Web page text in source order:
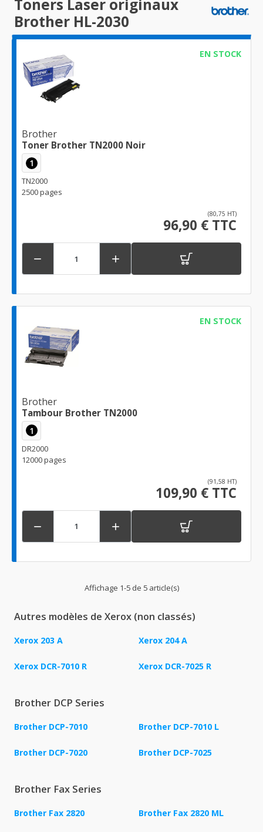
Toners Laser originaux
Brother HL-2030
EN STOCK
Brother
Toner Brother TN2000 Noir
1
TN2000
2500 pages
(80,75 HT)
96,90 € TTC
 
EN STOCK
Brother
Tambour Brother TN2000
1
DR2000
12000 pages
(91,58 HT)
109,90 € TTC
 
Affichage 1-5 de 5 article(s)
Autres modèles de Xerox (non classés)
Xerox 203 A Xerox 204 A
Xerox DCR-7010 R Xerox DCR-7025 R
Brother DCP Series
Brother DCP-7010 Brother DCP-7010 L
Brother DCP-7020 Brother DCP-7025
Brother Fax Series
Brother Fax 2820 Brother Fax 2820 ML